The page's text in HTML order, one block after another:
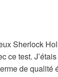
Sherlock
ce test.
de qualité